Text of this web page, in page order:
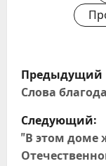
Н
а
в
и
Предыдущий
Слова
Следующий:
"В этом доме